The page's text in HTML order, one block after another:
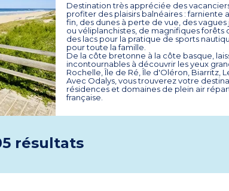
Destination très appréciée des
profiter des plaisirs balnéaires : farniente
fin, des dunes à perte de vue, des
ou véliplanchistes, de magnifiques forêts
des lacs pour la pratique de sports
pour toute la famille.
De la côte bretonne à la côte basque,
incontournables à découvrir les yeux
Rochelle, Île de Ré, Île d'Oléron, Biarritz,
Avec Odalys, vous trouverez votre
résidences et domaines de plein air
française.
résultats